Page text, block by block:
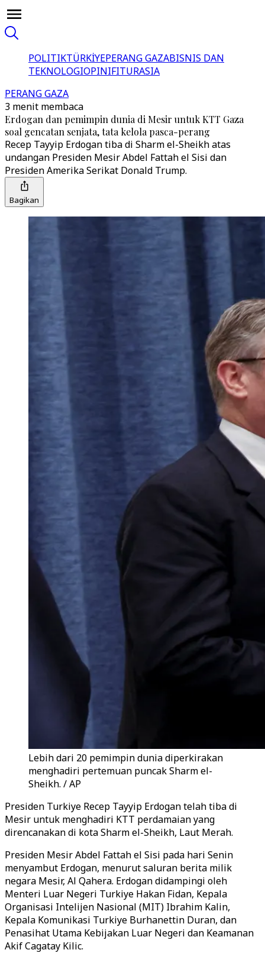
POLITIKTÜRKİYEPERANG GAZABISNIS DAN
TEKNOLOGIOPINIFITURASIA
PERANG GAZA
3 menit membaca
Erdogan dan pemimpin dunia di Mesir untuk KTT Gaza
soal gencatan senjata, tata kelola pasca-perang
Recep Tayyip Erdogan tiba di Sharm el-Sheikh atas
undangan Presiden Mesir Abdel Fattah el Sisi dan
Presiden Amerika Serikat Donald Trump.
Bagikan
Lebih dari 20 pemimpin dunia diperkirakan
menghadiri pertemuan puncak Sharm el-
Sheikh. / AP
Presiden Turkiye Recep Tayyip Erdogan telah tiba di
Mesir untuk menghadiri KTT perdamaian yang
direncanakan di kota Sharm el-Sheikh, Laut Merah.
Presiden Mesir Abdel Fattah el Sisi pada hari Senin
menyambut Erdogan, menurut saluran berita milik
negara Mesir, Al Qahera. Erdogan didampingi oleh
Menteri Luar Negeri Turkiye Hakan Fidan, Kepala
Organisasi Intelijen Nasional (MIT) Ibrahim Kalin,
Kepala Komunikasi Turkiye Burhanettin Duran, dan
Penasihat Utama Kebijakan Luar Negeri dan Keamanan
Akif Cagatay Kilic.